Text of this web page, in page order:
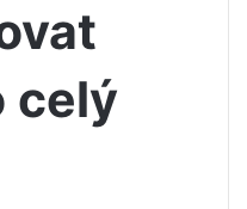
celý